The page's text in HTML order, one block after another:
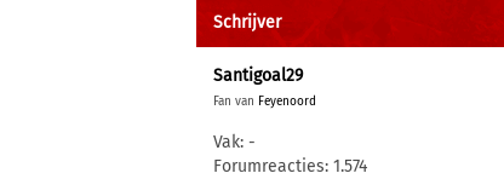
Schrijver
Santigoal29
Fan van Feyenoord
Vak: -
Forumreacties: 1.574